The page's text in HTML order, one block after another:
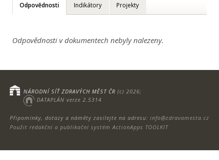
Odpovědnosti Indikátory Projekty
Odpovědnosti v dokumentech nebyly nalezeny.
Připomínky, dotazy a náměty zasílejte na adresu: info@zdravamesta.cz
Použit redakční a publikační systém ActionApps TOOLKIT
NÁRODNÍ SÍŤ ZDRAVÝCH MĚST ČR (c) 2026;
DATAPLÁN verze 2.5314